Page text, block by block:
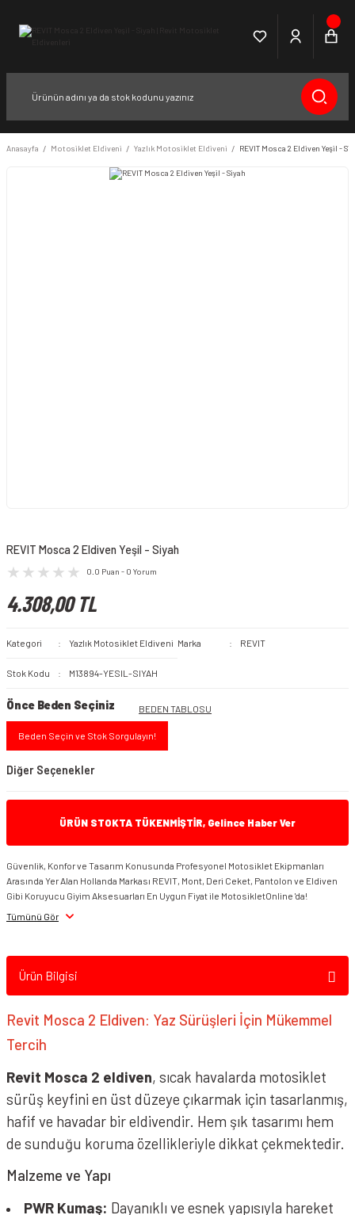
Anasayfa Motosiklet Eldiveni Yazlık Motosiklet Eldiveni REVIT Mosca 2 Eldiven Yeşil -
REVIT Mosca 2 Eldiven Yeşil - Siyah
0.0 Puan - 0 Yorum
4.308,00 TL
Kategori Yazlık Motosiklet Eldiveni Marka REVIT
Stok Kodu M13894-YESIL-SIYAH
Önce Beden Seçiniz BEDEN TABLOSU
Beden Seçin ve Stok Sorgulayın!
Diğer Seçenekler
ÜRÜN STOKTA TÜKENMİŞTİR, Gelince Haber Ver
Güvenlik, Konfor ve Tasarım Konusunda Profesyonel Motosiklet Ekipmanları
Arasında Yer Alan Hollanda Markası REVIT, Mont, Deri Ceket, Pantolon ve Eldiven
Gibi Koruyucu Giyim Aksesuarları En Uygun Fiyat ile MotosikletOnline 'da!
Tümünü Gör
Ürün Bilgisi
Revit Mosca 2 Eldiven: Yaz Sürüşleri İçin Mükemmel
Tercih
Revit Mosca 2 eldiven, sıcak havalarda motosiklet
sürüş keyfini en üst düzeye çıkarmak için tasarlanmış,
hafif ve havadar bir eldivendir. Hem şık tasarımı hem
de sunduğu koruma özellikleriyle dikkat çekmektedir.
Malzeme ve Yapı
PWR Kumaş: Dayanıklı ve esnek yapısıyla hareket